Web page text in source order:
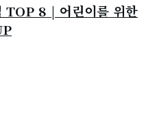
8 | 어린이를 위한